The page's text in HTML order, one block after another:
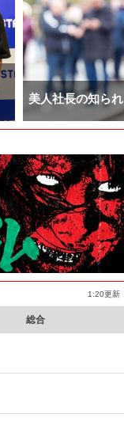
美人社長の知ら
1:20更新
総合